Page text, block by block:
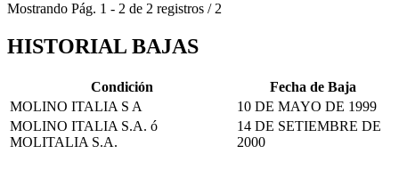
Mostrando Pág. 1 - 2 de 2 registros / 2
HISTORIAL BAJAS
Condición
Fecha de Baja
MOLINO ITALIA S A
10 DE MAYO DE 1999
MOLINO ITALIA S.A. ó
MOLITALIA S.A.
14 DE SETIEMBRE DE
2000